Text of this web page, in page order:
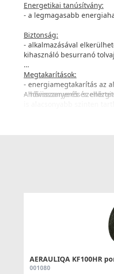
Energetikai tanúsítvány:
- a legmagasabb
Biztonság:
- alkalmazásával
kihasználó besurranó
Megtakarítások:
- energiamegtakarítás az
- hővisszanyerés és
- környezetbarát
- alacsonyabb költségek
- egyes esetekben
A hővisszanyerős
AERAULIQA KF100HR
001080